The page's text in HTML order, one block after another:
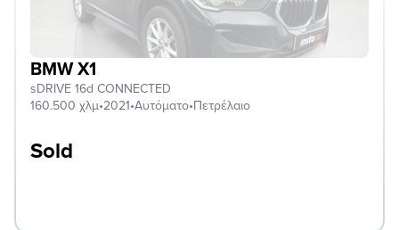
BMW X1
sDRIVE 16d CONNECTED
160.500 χλμ•2021•Αυτόματο•Πετρέλαιο
Sold